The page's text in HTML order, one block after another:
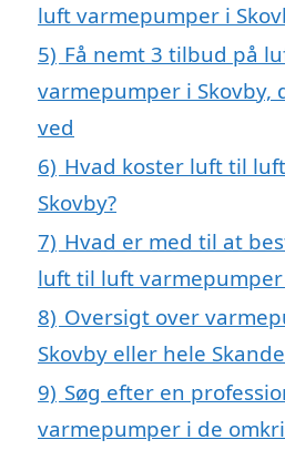
luft varmepumper i
5) Få nemt 3 tilbud på
varmepumper i
ved
6) Hvad koster luft til
Skovby?
7) Hvad er med til at
luft til luft varmepumper
8) Oversigt over
Skovby eller hele
9) Søg efter en
varmepumper i de